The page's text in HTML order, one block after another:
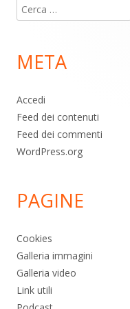
piè
pagina
Ricerca
per:
META
Accedi
Feed dei contenuti
Feed dei commenti
WordPress.org
PAGINE
Cookies
Galleria immagini
Galleria video
Link utili